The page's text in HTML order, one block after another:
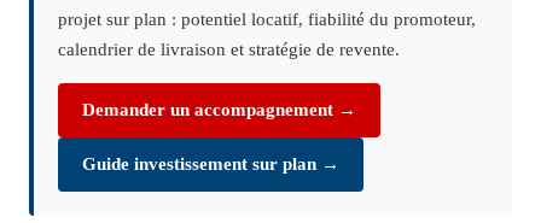
projet sur plan : potentiel locatif, fiabilité du promoteur,
calendrier de livraison et stratégie de revente.
Demander un accompagnement →
Guide investissement sur plan →